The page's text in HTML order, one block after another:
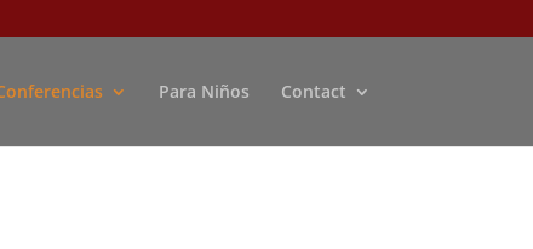
Para Niños Contact